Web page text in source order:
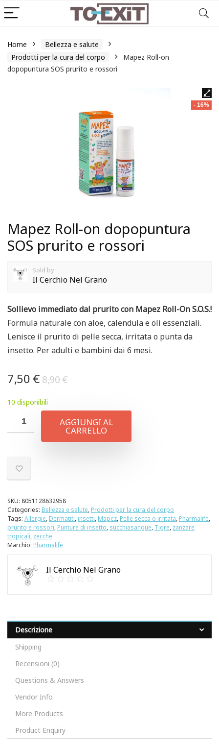
Home
Bellezza e salute
Prodotti per la cura del corpo
Mapez Roll-on
dopopuntura SOS prurito e rossori
- 16%
Mapez Roll-on dopopuntura
SOS prurito e rossori
Sold by
Il Cerchio Nel Grano
Sollievo immediato dal prurito con Mapez Roll-On S.O.S.!
Formula naturale con aloe, calendula e oli essenziali.
Lenisce il prurito di pelle secca, irritata o punta da
insetto. Per adulti e bambini dai 6 mesi.
8,90€
7,50 €
10 disponibili
AGGIUNGI AL
CARRELLO
SKU: 8051128632958
Categories: Bellezza e salute, Prodotti per la cura del corpo
Tags: Allergie, Dermatiti, insetti, Mapez, Pelle secca o irritata, Pharmalife,
prurito e rossori, Punture di insetto, succhiasangue, Tigre, zanzare
tropicali, zecche
Marchio: Pharmalife
Il Cerchio Nel Grano
Descrizione
Shipping
Recensioni (0)
Questions & Answers
Vendor Info
More Products
Product Enquiry